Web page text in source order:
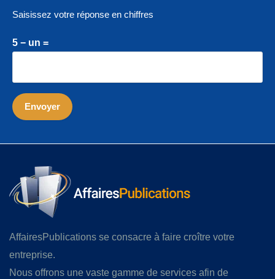
Saisissez votre réponse en chiffres
5 − un =
AffairesPublications se consacre à faire croître votre
entreprise.
Nous offrons une vaste gamme de services afin de